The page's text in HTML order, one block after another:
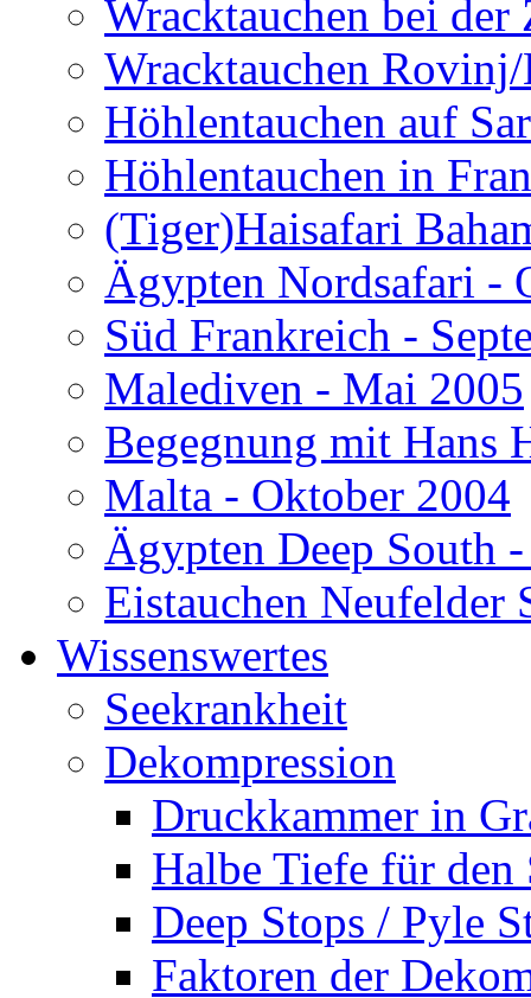
Wracktauchen bei der
Wracktauchen
Höhlentauchen auf
Höhlentauchen in
(Tiger)Haisafari
Ägypten Nordsafari -
Süd Frankreich -
Malediven - Mai 2005
Begegnung mit Hans
Malta - Oktober 2004
Ägypten Deep South
Eistauchen Neufelder
Wissenswertes
Seekrankheit
Dekompression
Druckkammer in
Halbe Tiefe für den
Deep Stops / Pyle
Faktoren der